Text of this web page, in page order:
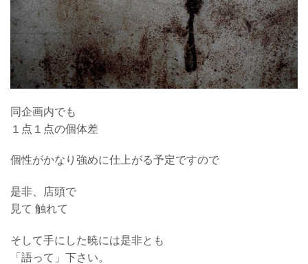
同企画内でも
１点１点の個体差
個性がかなり強めに仕上がる予定ですので
是非、店頭で
見て 触れて
そして手にした暁には是非とも
「語って」下さい。